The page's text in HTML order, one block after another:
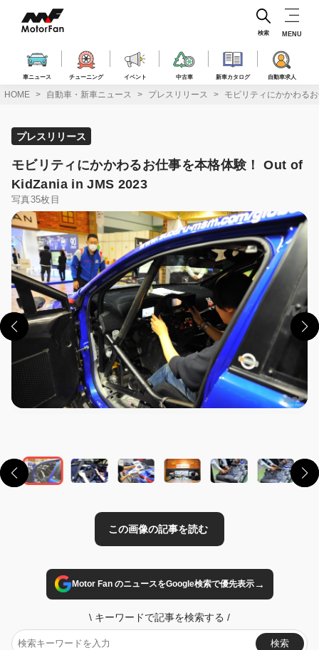
ス
車ニュース チューニング イベント 中古車 新車カタログ 自動車求人
検索 MENU
HOME 自動車・新車ニュース プレスリリース モビリティにかかわる
プレスリリース
モビリティにかかわるお仕事を本格体験！ Out of
KidZania in JMS 2023
写真35枚目
Motor Fan のニュースをGoogle検索で優先表示→
\ キーワードで記事を検索する /
検索